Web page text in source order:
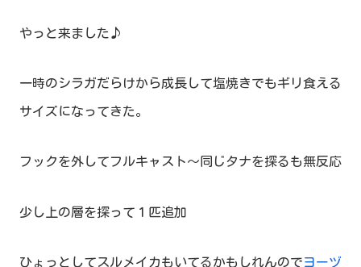
やっと来ました♪
一時のシラガだらけから成長して塩焼きでもギリ食える
サイズになってきた。
フックを外してフルキャスト～同じタナを探るも無反応
少し上の層を探って１匹追加
ひょっとしてスルメイカもいてるかもしれんのでヨーヅ